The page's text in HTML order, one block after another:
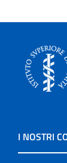
I NOSTRI